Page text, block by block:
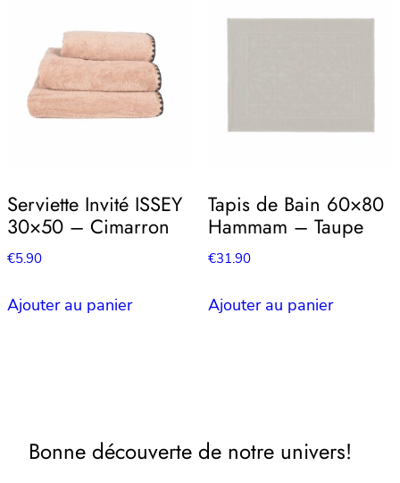
Serviette Invité ISSEY
30×50 – Cimarron
€5.90
Ajouter au panier
Tapis de Bain 60×80
Hammam – Taupe
€31.90
Ajouter au panier
Bonne découverte de notre univers!